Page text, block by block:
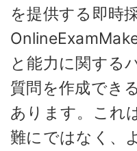
を提供する即時
と能力に関する
質問を作成でき
あります。これ
難にではなく、